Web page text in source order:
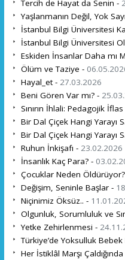
Tercih de Hayat da Senin -
Yaşlanmanın Değil, Yok
İstanbul Bilgi Üniversitesi
İstanbul Bilgi Üniversitesi
Eskiden İnsanlar Daha mı
Ölüm ve Taziye -
Hayal_et - 27.03.2026
Beni Gören Var mı? -
Sınırın İhlali: Pedagojik İflas
Bir Dal Çiçek Hangi Yarayı
Bir Dal Çiçek Hangi Yarayı
Ruhun İnkişafı - 23.02.2026
İnsanlık Kaç Para? -
Çocuklar Neden
Değişim, Seninle Başlar -
Niçinimiz Öksüz.. -
Olgunluk, Sorumluluk ve
Yetke Zehirlenmesi -
Türkiye’de Yoksulluk
Her İstiklâl Marşı